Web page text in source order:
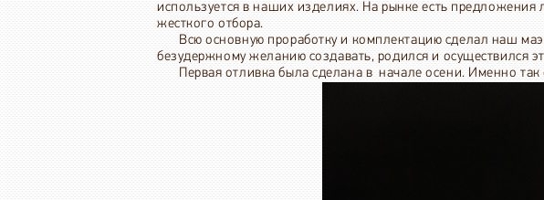
используется в наших изделиях. На рынке есть
жесткого отбора.
Всю основную проработку и комплектацию сделал наш
безудержному желанию создавать, родился и осуществился
Первая отливка была сделана в начале осени. Именно